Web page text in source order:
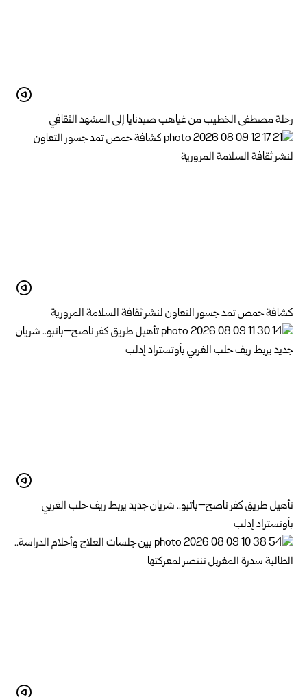
رحلة مصطفى الخطيب من غياهب صيدنايا إلى المشهد الثقافي
كشافة حمص تمد جسور التعاون لنشر ثقافة السلامة المرورية
تأهيل طريق كفر ناصح–باتبو.. شريان جديد يربط ريف حلب الغربي
بأوتستراد إدلب